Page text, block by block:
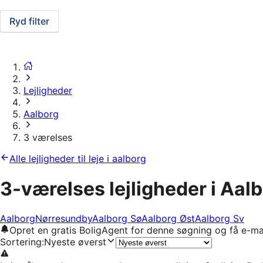
Ryd filter
Lejligheder
Aalborg
3 værelses
Alle lejligheder til leje i aalborg
3-værelses lejligheder i
AalborgNørresundbyAalborg SøAalborg ØstAalborg Sv
Opret en gratis BoligAgent for denne søgning og få e-
Sortering:Nyeste øverst